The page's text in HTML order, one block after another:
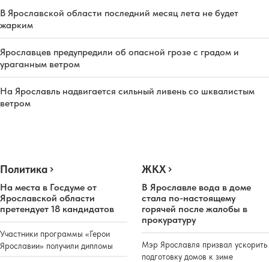
В Ярославской области последний месяц лета не будет
жарким
Ярославцев предупредили об опасной грозе с градом и
ураганным ветром
На Ярославль надвигается сильный ливень со шквалистым
ветром
Политика
На места в Госдуме от
Ярославской области
претендует 18 кандидатов
Участники программы «Герои
Ярославии» получили дипломы
ЖКХ
В Ярославле вода в доме
стала по-настоящему
горячей после жалобы в
прокуратуру
Мэр Ярославля призвал ускорить
подготовку домов к зиме